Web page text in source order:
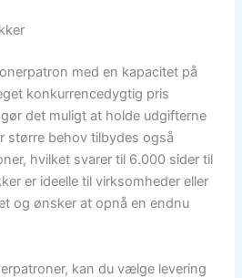
med en kapacitet på
konkurrencedygtig pris
det muligt at holde udgifterne
større behov tilbydes også
hvilket svarer til 6.000 sider til
er ideelle til virksomheder eller
og ønsker at opnå en endnu
kan du vælge levering